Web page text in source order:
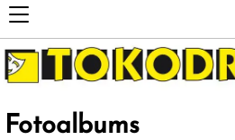
Fotoalbums